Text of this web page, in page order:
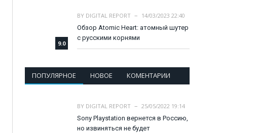
9.0
BY DIGITAL REPORT
14/03/2023 22:40
Обзор Atomic Heart: атомный шутер
с русскими корнями
ПОПУЛЯРНОЕ НОВОЕ КОМЕНТАРИИ
BY DIGITAL REPORT
25/05/2022 19:14
Sony Playstation вернется в Россию,
но извиняться не будет